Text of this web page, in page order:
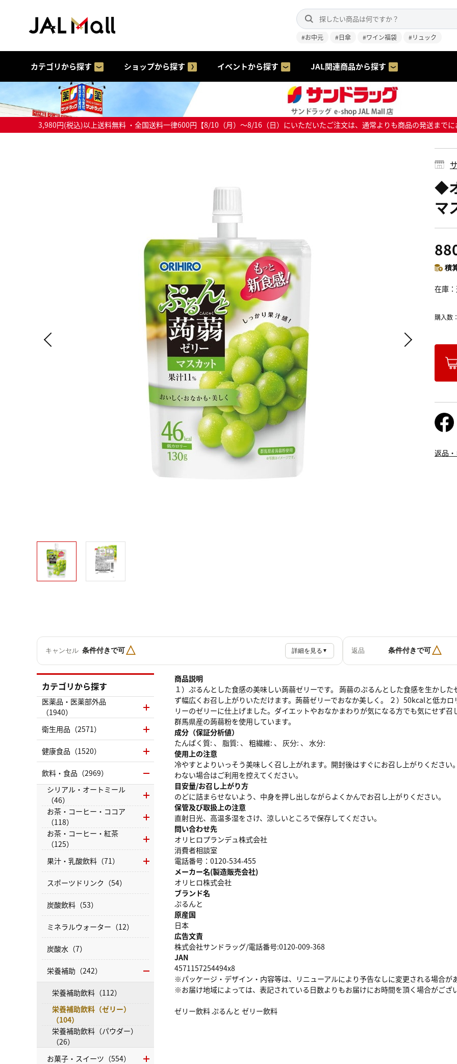
#お中元 #日傘 #ワイン福袋 #リュック
カテゴリから探す ショップから探す イベントから探す JAL関連商品から探す
3,980円(税込)以上送料無料 ・全国送料一律600円【8/10（月）～8/16（日）にいただいたご注文は、通常よりも商品の発送まで
◆
マ
積
在庫
購入数
返品
キャンセル 条件付きで可△ 詳細を見る ▼ 返品 条件付きで可△
商品説明
１）ぷるんとした食感の美味しい蒟蒻ゼリーです。 蒟蒻のぷるんとした食感を生かし
ず幅広くお召し上がりいただけます。蒟蒻ゼリーでおなか美しく。 ２）50kcalと低カ
リーのゼリーに仕上げました。ダイエットやおなかまわりが気になる方でも気にせず
群馬県産の蒟蒻粉を使用しています。
成分（保証分析値）
たんぱく質: 、 脂質: 、 粗繊維: 、 灰分: 、 水分:
使用上の注意
冷やすとよりいっそう美味しく召し上がれます。開封後はすぐにお召し上がりくださ
わない場合はご利用を控えてください。
目安量/お召し上がり方
のどに詰まらせないよう、中身を押し出しながらよくかんでお召し上がりください。
保管及び取扱上の注意
直射日光、高温多湿をさけ、涼しいところで保存してください。
問い合わせ先
オリヒロプランデュ株式会社
消費者相談室
電話番号：0120-534-455
メーカー名(製造販売会社)
オリヒロ株式会社
ブランド名
ぷるんと
原産国
日本
広告文責
株式会社サンドラッグ/電話番号:0120-009-368
JAN
4571157254494x8
※パッケージ・デザイン・内容等は、リニューアルにより予告なしに変更される場合が
※お届け地域によっては、表記されている日数よりもお届けにお時間を頂く場合がござ
ゼリー飲料 ぷるんと ゼリー飲料
カテゴリから探す
医薬品・医薬部外品
（1940）
衛生用品（2571）
健康食品（1520）
飲料・食品（2969）
シリアル・オートミール
（46）
お茶・コーヒー・ココア
（118）
お茶・コーヒー・紅茶
（125）
果汁・乳酸飲料（71）
スポーツドリンク（54）
炭酸飲料（53）
ミネラルウォーター（12）
炭酸水（7）
栄養補助（242）
栄養補助飲料（112）
栄養補助飲料（ゼリー）
（104）
栄養補助飲料（パウダー）
（26）
お菓子・スイーツ（554）